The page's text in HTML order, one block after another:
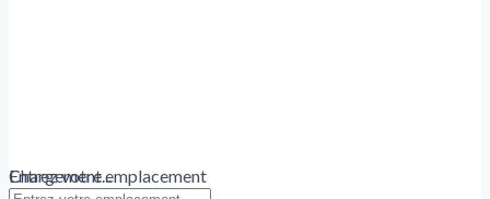
Chargement...
Entrez votre emplacement